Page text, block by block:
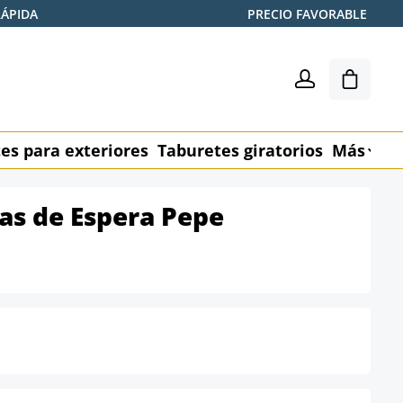
PRECIO FAVORABLE
El
para exteriores Taburetes giratorios Más
de Espera Pepe